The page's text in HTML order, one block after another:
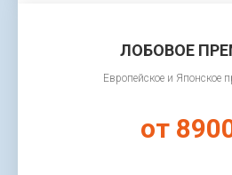
ЛОБОВОЕ
Европейское и Японское
от